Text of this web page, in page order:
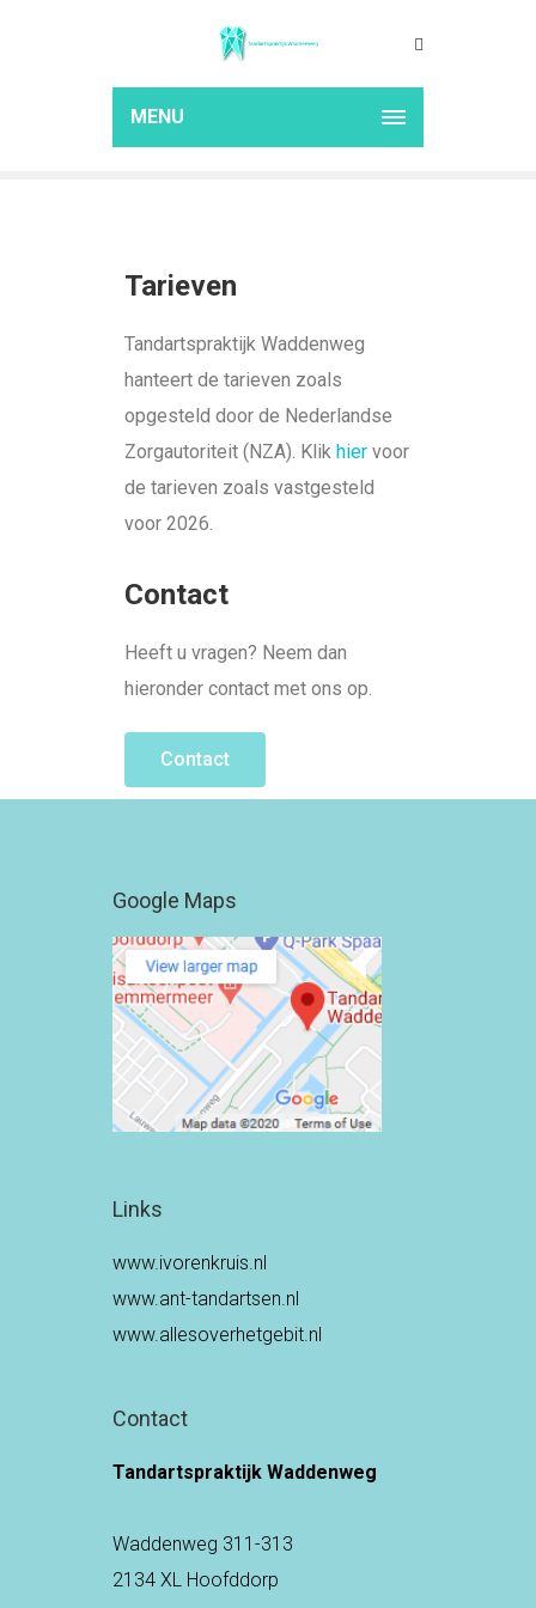
MENU
Tarieven
Tandartspraktijk Waddenweg
hanteert de tarieven zoals
opgesteld door de Nederlandse
Zorgautoriteit (NZA). Klik hier voor
de tarieven zoals vastgesteld
voor 2026.
Contact
Heeft u vragen? Neem dan
hieronder contact met ons op.
Contact
Google Maps
Links
www.ivorenkruis.nl
www.ant-tandartsen.nl
www.allesoverhetgebit.nl
Contact
Tandartspraktijk Waddenweg
Waddenweg 311-313
2134 XL Hoofddorp